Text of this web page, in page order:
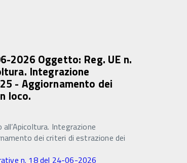
2026 Oggetto: Reg. UE n.
Integrazione
- Aggiornamento dei
loco.
Integrazione
dei criteri di estrazione dei
n. 18 del 24-06-2026